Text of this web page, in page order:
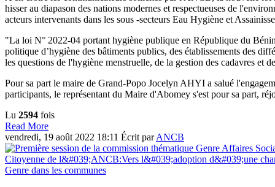
hisser au diapason des nations modernes et respectueuses de
acteurs intervenants dans les sous -secteurs Eau Hygiène et
"La loi N° 2022-04 portant hygiène publique en République du
politique d’hygiène des bâtiments publics, des établissements des
les questions de l'hygiène menstruelle, de la gestion des cadavres
Pour sa part le maire de Grand-Popo Jocelyn AHYI a salué
participants, le représentant du Maire d'Abomey s'est pour sa part,
Lu 2594 fois
Read More
vendredi, 19 août 2022 18:11 Écrit parANCB